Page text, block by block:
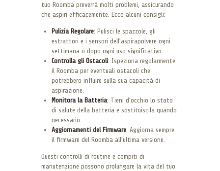
tuo Roomba preverrà molti problemi, assicurando
che aspiri efficacemente. Ecco alcuni consigli:
Pulizia Regolare: Pulisci le spazzole, gli
estrattori e i sensori dell’aspirapolvere ogni
settimana o dopo ogni uso significativo.
Controlla gli Ostacoli: Ispeziona regolarmente
il Roomba per eventuali ostacoli che
potrebbero influire sulla sua capacità di
aspirazione.
Monitora la Batteria: Tieni d’occhio lo stato
di salute della batteria e sostituiscila quando
necessario.
Aggiornamenti del Firmware: Aggiorna sempre
il firmware del Roomba all’ultima versione.
Questi controlli di routine e compiti di
manutenzione possono prolungare la vita del tuo